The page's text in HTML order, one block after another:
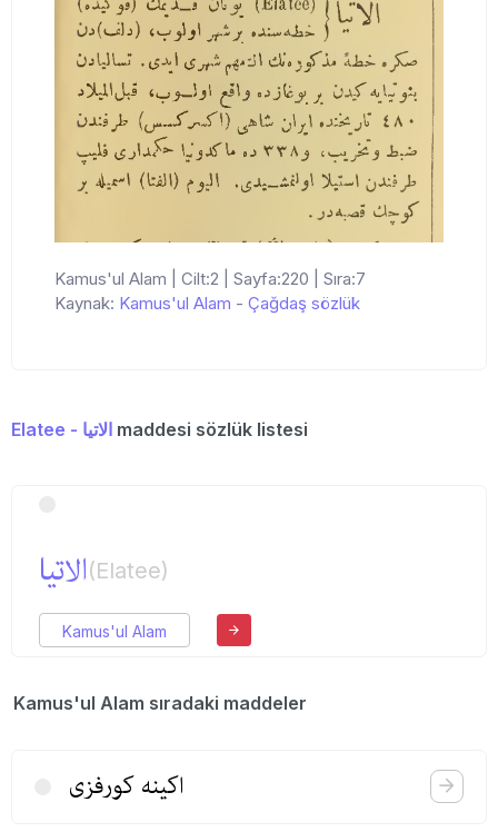
Kamus'ul Alam | Cilt:2 | Sayfa:220 | Sıra:7
Kaynak: Kamus'ul Alam - Çağdaş sözlük
Elatee - الاتیا maddesi sözlük listesi
الاتیا(Elatee)
Kamus'ul Alam
Kamus'ul Alam sıradaki maddeler
اكینه كورفزی